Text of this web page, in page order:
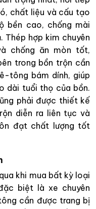
chất liệu và cấu tạo
bền cao, chống mài
Thép hợp kim chuyên
chống ăn mòn tốt,
trong bồn trộn cần
tông bám dính, giúp
dài tuổi thọ của bồn.
phải được thiết kế
diễn ra liên tục và
đạt chất lượng tốt
khi mua bất kỳ loại
biệt là xe chuyên
cần được trang bị